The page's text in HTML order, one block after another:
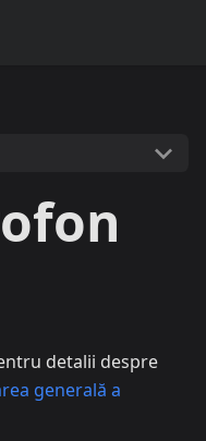
detalii despre
generală a